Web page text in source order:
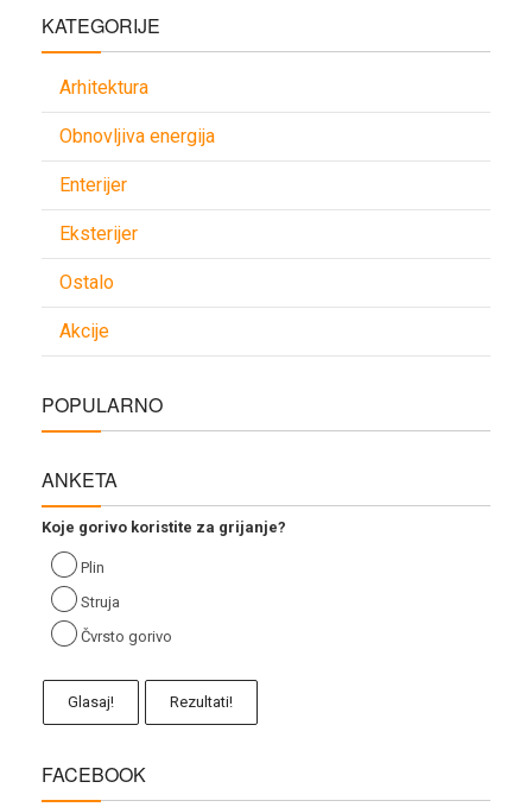
KATEGORIJE
Arhitektura
Obnovljiva energija
Enterijer
Eksterijer
Ostalo
Akcije
POPULARNO
ANKETA
Koje gorivo koristite za grijanje?
Plin
Struja
Čvrsto gorivo
Glasaj! Rezultati!
FACEBOOK